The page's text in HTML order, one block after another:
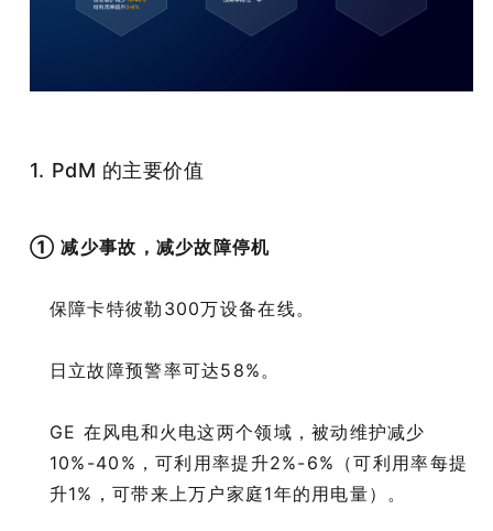
1. PdM 的主要价值
① 减少事故，减少故障停机
保障卡特彼勒300万设备在线。
日立故障预警率可达58%。
GE 在风电和火电这两个领域，被动维护减少
10%-40%，可利用率提升2%-6%（可利用率每提
升1%，可带来上万户家庭1年的用电量）。